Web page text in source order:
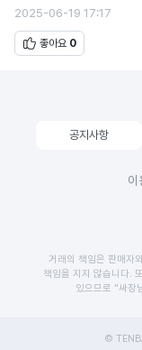
2025-06-19 17:17
좋아요 0
공지사항
이
거래의 책임은 판매자
책임을 지지 않습니다.
있으므로 "싸장
©